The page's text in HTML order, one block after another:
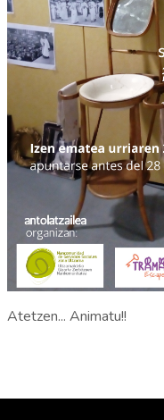
Atetzen... Animatu!!